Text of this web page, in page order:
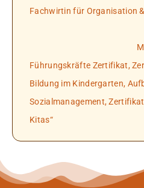
Fachwirtin für
Führungskräfte Zertifikat,
Bildung im Kindergarten,
Sozialmanagement,
Kitas“